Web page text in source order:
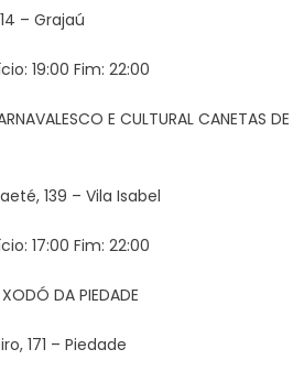
– Grajaú
19:00 Fim: 22:00
E CULTURAL CANETAS DE
139 – Vila Isabel
17:00 Fim: 22:00
DA PIEDADE
171 – Piedade